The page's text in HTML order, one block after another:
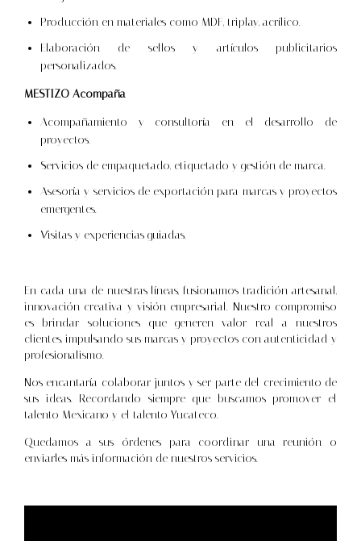
Producción en materiales como MDF, triplay, acrílico.
Elaboración de sellos y artículos publicitarios
personalizados.
MESTIZO Acompaña
Acompañamiento y consultoría en el desarrollo de
proyectos.
Servicios de empaquetado, etiquetado y gestión de marca.
Asesoría y servicios de exportación para marcas y proyectos
emergentes.
Visitas y experiencias guiadas.
En cada una de nuestras líneas, fusionamos tradición artesanal,
innovación creativa y visión empresarial. Nuestro compromiso
es brindar soluciones que generen valor real a nuestros
clientes, impulsando sus marcas y proyectos con autenticidad y
profesionalismo.
Nos encantaría colaborar juntos y ser parte del crecimiento de
sus ideas. Recordando siempre que buscamos promover el
talento Mexicano y el talento Yucateco.
Quedamos a sus órdenes para coordinar una reunión o
enviarles más información de nuestros servicios.